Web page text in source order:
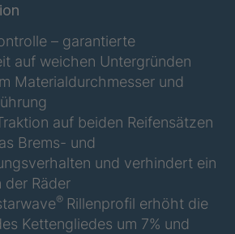
A 297 SV ZW
A-SV ZW
32484
4042543
A 201 SV ZW 4043681
A 293 8 SV
ZW
4043682
A 294 SV ZW
– garantierte
auf weichen Untergründen
Materialdurchmesser und
auf beiden Reifensätzen
Brems- und
und verhindert ein
der Räder
® Rillenprofil erhöht die
Kettengliedes um 7% und